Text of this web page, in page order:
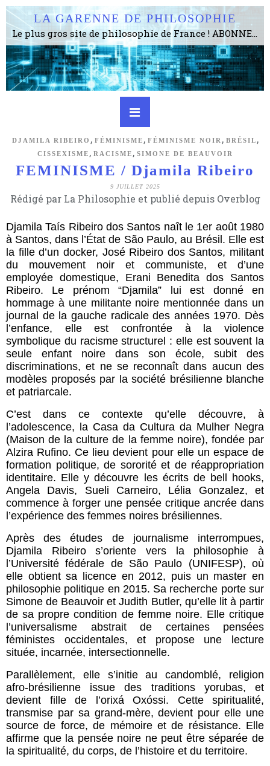
LA GARENNE DE PHILOSOPHIE
Le plus gros site de philosophie de France ! ABONNEZ-VOUS ! 4115 Articles, 1634 abonné·e·s, depuis 2006 . . . . . . . . 2 852 214 pages vues jusqu'à présent. Prestance et être apte à un plus grand nombre de choses.
DJAMILA RIBEIRO , FÉMINISME , FÉMINISME NOIR , BRÉSIL ,
CISSEXISME , RACISME , SIMONE DE BEAUVOIR
FEMINISME / Djamila Ribeiro
9 JUILLET 2025
Rédigé par La Philosophie et publié depuis Overblog
Djamila Taís Ribeiro dos Santos naît le 1er août 1980
à Santos, dans l’État de São Paulo, au Brésil. Elle est
la fille d’un docker, José Ribeiro dos Santos, militant
du mouvement noir et communiste, et d’une
employée domestique, Erani Benedita dos Santos
Ribeiro. Le prénom “Djamila” lui est donné en
hommage à une militante noire mentionnée dans un
journal de la gauche radicale des années 1970. Dès
l’enfance, elle est confrontée à la violence
symbolique du racisme structurel : elle est souvent la
seule enfant noire dans son école, subit des
discriminations, et ne se reconnaît dans aucun des
modèles proposés par la société brésilienne blanche
et patriarcale.
C’est dans ce contexte qu’elle découvre, à
l’adolescence, la Casa da Cultura da Mulher Negra
(Maison de la culture de la femme noire), fondée par
Alzira Rufino. Ce lieu devient pour elle un espace de
formation politique, de sororité et de réappropriation
identitaire. Elle y découvre les écrits de bell hooks,
Angela Davis, Sueli Carneiro, Lélia Gonzalez, et
commence à forger une pensée critique ancrée dans
l’expérience des femmes noires brésiliennes.
Après des études de journalisme interrompues,
Djamila Ribeiro s’oriente vers la philosophie à
l’Université fédérale de São Paulo (UNIFESP), où
elle obtient sa licence en 2012, puis un master en
philosophie politique en 2015. Sa recherche porte sur
Simone de Beauvoir et Judith Butler, qu’elle lit à partir
de sa propre condition de femme noire. Elle critique
l’universalisme abstrait de certaines pensées
féministes occidentales, et propose une lecture
située, incarnée, intersectionnelle.
Parallèlement, elle s’initie au candomblé, religion
afro-brésilienne issue des traditions yorubas, et
devient fille de l’orixá Oxóssi. Cette spiritualité,
transmise par sa grand-mère, devient pour elle une
source de force, de mémoire et de résistance. Elle
affirme que la pensée noire ne peut être séparée de
la spiritualité, du corps, de l’histoire et du territoire.